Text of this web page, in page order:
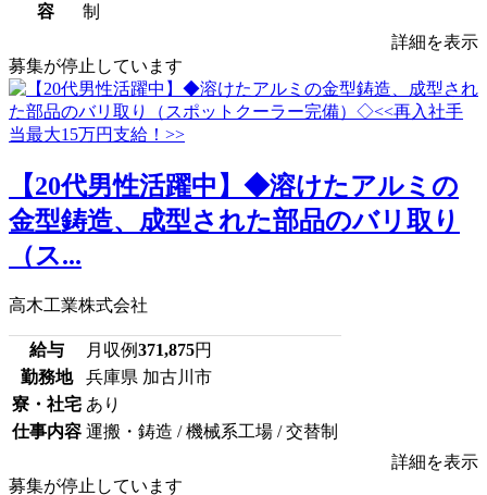
容
制
詳細を表示
募集が停止しています
【20代男性活躍中】◆溶けたアルミの
金型鋳造、成型された部品のバリ取り
（ス...
高木工業株式会社
給与 月収例371,875円
勤務地
兵庫県 加古川市
寮・社宅 あり
仕事内容 運搬・鋳造 / 機械系工場 / 交替制
詳細を表示
募集が停止しています